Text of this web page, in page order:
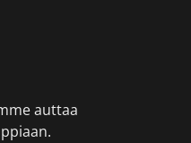
auttaa